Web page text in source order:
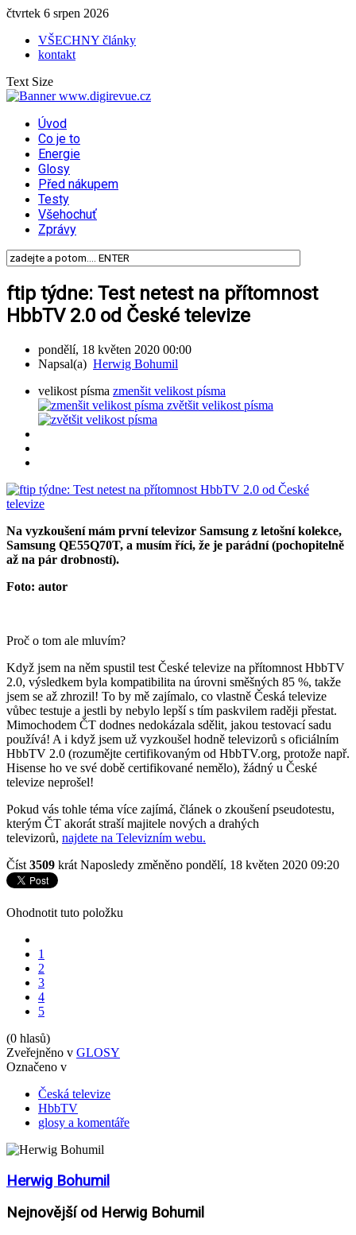
čtvrtek 6 srpen 2026
VŠECHNY články
kontakt
Text Size
Úvod
Co je to
Energie
Glosy
Před nákupem
Testy
Všehochuť
Zprávy
ftip týdne: Test netest na přítomnost
HbbTV 2.0 od České televize
pondělí, 18 květen 2020 00:00
Napsal(a) Herwig Bohumil
velikost písma zmenšit velikost písma
zvětšit velikost písma
Na vyzkoušení mám první televizor Samsung z letošní kolekce,
Samsung QE55Q70T, a musím říci, že je parádní (pochopitelně
až na pár drobností).
Foto: autor
Proč o tom ale mluvím?
Když jsem na něm spustil test České televize na přítomnost HbbTV
2.0, výsledkem byla kompatibilita na úrovni směšných 85 %, takže
jsem se až zhrozil! To by mě zajímalo, co vlastně Česká televize
vůbec testuje a jestli by nebylo lepší s tím paskvilem raději přestat.
Mimochodem ČT dodnes nedokázala sdělit, jakou testovací sadu
používá! A i když jsem už vyzkoušel hodně televizorů s oficiálním
HbbTV 2.0 (rozumějte certifikovaným od HbbTV.org, protože např.
Hisense ho ve své době certifikované nemělo), žádný u České
televize neprošel!
Pokud vás tohle téma více zajímá, článek o zkoušení pseudotestu,
kterým ČT akorát straší majitele nových a drahých
televizorů, najdete na Televizním webu.
Číst 3509 krát Naposledy změněno pondělí, 18 květen 2020 09:20
Ohodnotit tuto položku
1
2
3
4
5
(0 hlasů)
Zveřejněno v GLOSY
Označeno v
Česká televize
HbbTV
glosy a komentáře
Herwig Bohumil
Nejnovější od Herwig Bohumil